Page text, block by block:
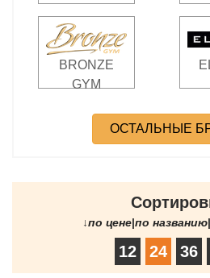
BRONZE
GYM
ОСТАЛЬНЫЕ
↓по цене|по названию|
12 24 36